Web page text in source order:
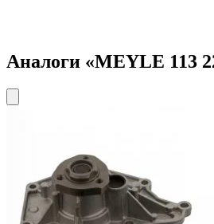
Аналоги «MEYLE 113